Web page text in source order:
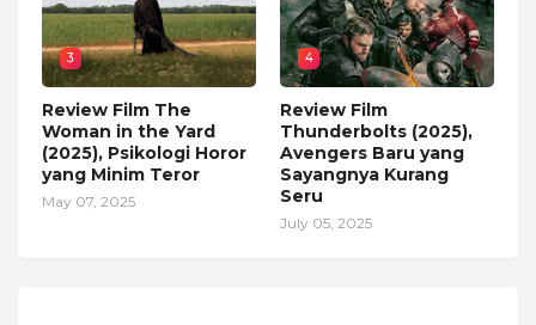
3
Review Film The
Woman in the Yard
(2025), Psikologi Horor
yang Minim Teror
May 07, 2025
4
Review Film
Thunderbolts (2025),
Avengers Baru yang
Sayangnya Kurang
Seru
July 05, 2025